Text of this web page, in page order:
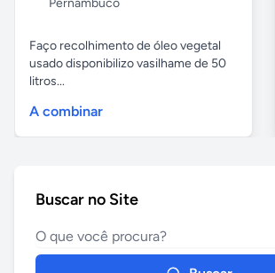
Faço recolhimento de óleo vegetal
usado disponibilizo vasilhame de 50
litros...
A combinar
Buscar no Site